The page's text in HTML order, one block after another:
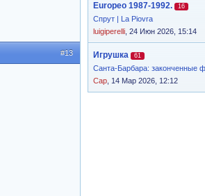
Europeo 1987-1992. 16
Спрут | La Piovra
luigiperelli , 24 Июн 2026, 15:14
Игрушка 61
Санта-Барбара: законченные
Cap , 14 Мар 2026, 12:12
#13